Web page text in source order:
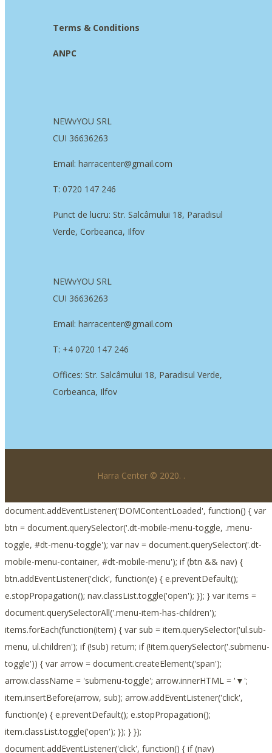
Terms & Conditions
ANPC
NEWvYOU SRL
CUI 36636263
Email: harracenter@gmail.com
T: 0720 147 246
Punct de lucru: Str. Salcâmului 18, Paradisul
Verde, Corbeanca, Ilfov
NEWvYOU SRL
CUI 36636263
Email: harracenter@gmail.com
T: +4 0720 147 246
Offices: Str. Salcâmului 18, Paradisul Verde,
Corbeanca, Ilfov
Harra Center © 2020. .
document.addEventListener('DOMContentLoaded', function() { var
btn = document.querySelector('.dt-mobile-menu-toggle, .menu-
toggle, #dt-menu-toggle'); var nav = document.querySelector('.dt-
mobile-menu-container, #dt-mobile-menu'); if (btn && nav) {
btn.addEventListener('click', function(e) { e.preventDefault();
e.stopPropagation(); nav.classList.toggle('open'); }); } var items =
document.querySelectorAll('.menu-item-has-children');
items.forEach(function(item) { var sub = item.querySelector('ul.sub-
menu, ul.children'); if (!sub) return; if (!item.querySelector('.submenu-
toggle')) { var arrow = document.createElement('span');
arrow.className = 'submenu-toggle'; arrow.innerHTML = '▼';
item.insertBefore(arrow, sub); arrow.addEventListener('click',
function(e) { e.preventDefault(); e.stopPropagation();
item.classList.toggle('open'); }); } });
document.addEventListener('click', function() { if (nav)